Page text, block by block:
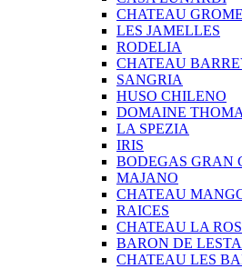
CHATEAU
LES JAMELLES
RODELIA
CHATEAU
SANGRIA
HUSO CHILENO
DOMAINE
LA SPEZIA
IRIS
BODEGAS GRAN
MAJANO
CHATEAU
RAICES
CHATEAU LA
BARON DE
CHATEAU LES